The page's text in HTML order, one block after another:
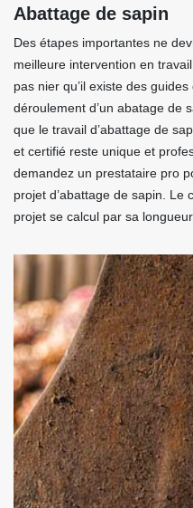
Abattage de sapin
Des étapes importantes ne
meilleure intervention en
pas nier qu’il existe des
déroulement d’un abatage de
que le travail d’abattage de
et certifié reste unique et
demandez un prestataire pro
projet d’abattage de sapin. Le
projet se calcul par sa longueur.